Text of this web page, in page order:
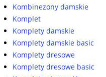
Kombinezony damskie
Komplet
Komplety damskie
Komplety damskie basic
Komplety dresowe
Komplety dresowe basic